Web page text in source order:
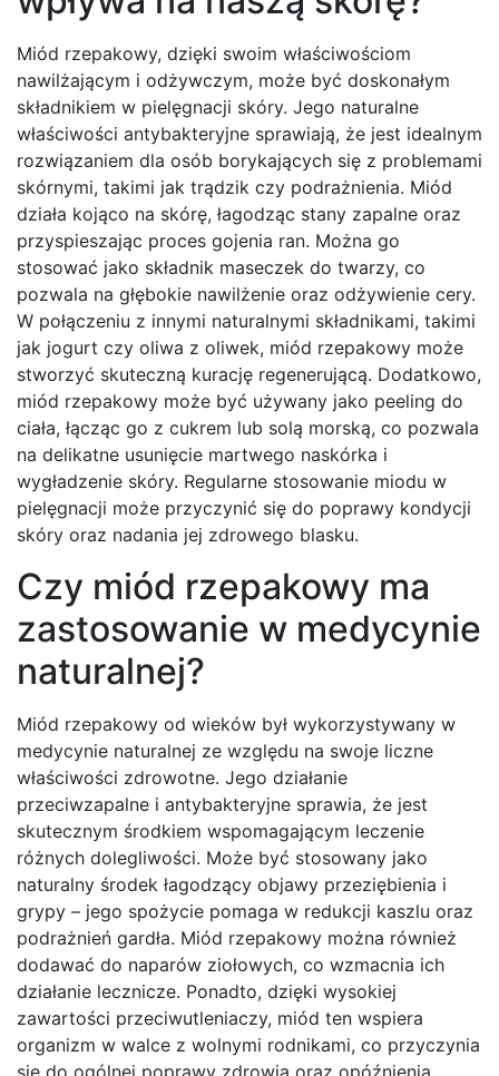
Miód rzepakowy, dzięki swoim właściwościom
nawilżającym i odżywczym, może być doskonałym
składnikiem w pielęgnacji skóry. Jego naturalne
właściwości antybakteryjne sprawiają, że jest idealnym
rozwiązaniem dla osób borykających się z problemami
skórnymi, takimi jak trądzik czy podrażnienia. Miód
działa kojąco na skórę, łagodząc stany zapalne oraz
przyspieszając proces gojenia ran. Można go
stosować jako składnik maseczek do twarzy, co
pozwala na głębokie nawilżenie oraz odżywienie cery.
W połączeniu z innymi naturalnymi składnikami, takimi
jak jogurt czy oliwa z oliwek, miód rzepakowy może
stworzyć skuteczną kurację regenerującą. Dodatkowo,
miód rzepakowy może być używany jako peeling do
ciała, łącząc go z cukrem lub solą morską, co pozwala
na delikatne usunięcie martwego naskórka i
wygładzenie skóry. Regularne stosowanie miodu w
pielęgnacji może przyczynić się do poprawy kondycji
skóry oraz nadania jej zdrowego blasku.
Czy miód rzepakowy ma
zastosowanie w medycynie
naturalnej?
Miód rzepakowy od wieków był wykorzystywany w
medycynie naturalnej ze względu na swoje liczne
właściwości zdrowotne. Jego działanie
przeciwzapalne i antybakteryjne sprawia, że jest
skutecznym środkiem wspomagającym leczenie
różnych dolegliwości. Może być stosowany jako
naturalny środek łagodzący objawy przeziębienia i
grypy – jego spożycie pomaga w redukcji kaszlu oraz
podrażnień gardła. Miód rzepakowy można również
dodawać do naparów ziołowych, co wzmacnia ich
działanie lecznicze. Ponadto, dzięki wysokiej
zawartości przeciwutleniaczy, miód ten wspiera
organizm w walce z wolnymi rodnikami, co przyczynia